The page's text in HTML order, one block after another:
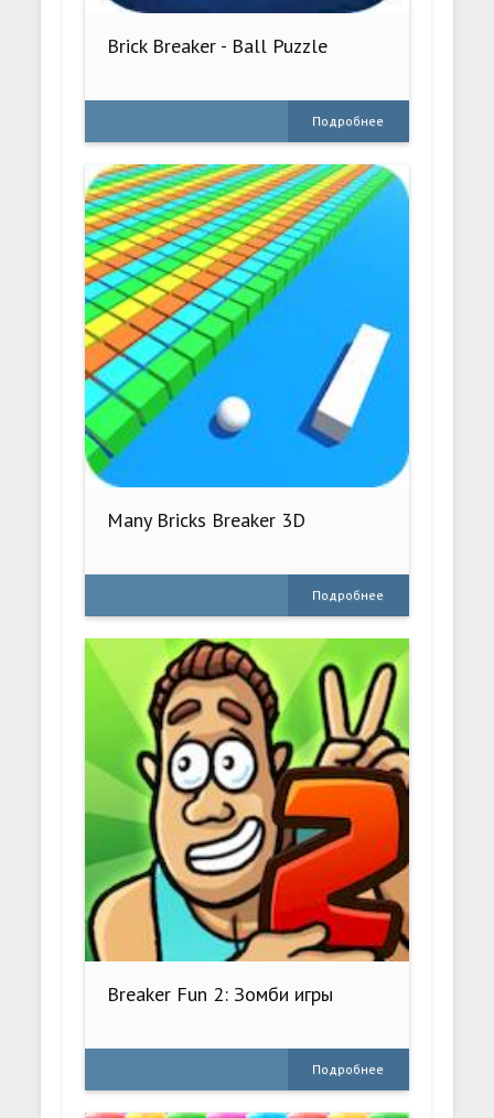
Brick Breaker - Ball Puzzle
Подробнее
Many Bricks Breaker 3D
Подробнее
Breaker Fun 2: Зомби игры
Подробнее